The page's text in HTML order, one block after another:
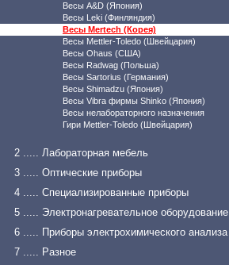
Весы A&D (Япония)
Весы Leki (Финляндия)
Весы Mertech (Корея)
Весы Mettler-Toledo (Швейцария)
Весы Ohaus (США)
Весы Radwag (Польша)
Весы Sartorius (Германия)
Весы Shimadzu (Япония)
Весы Vibra фирмы Shinko (Япония)
Весы нелабораторного назначения
Гири Mettler-Toledo (Швейцария)
2 ..... Лабораторная мебель
3 ..... Оптические приборы
4 ..... Специализированные приборы
5 ..... Электронагревательное оборудование
6 ..... Приборы электрохимического анализа
7 ..... Разное